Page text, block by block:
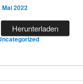
Mai 2022
Herunterladen